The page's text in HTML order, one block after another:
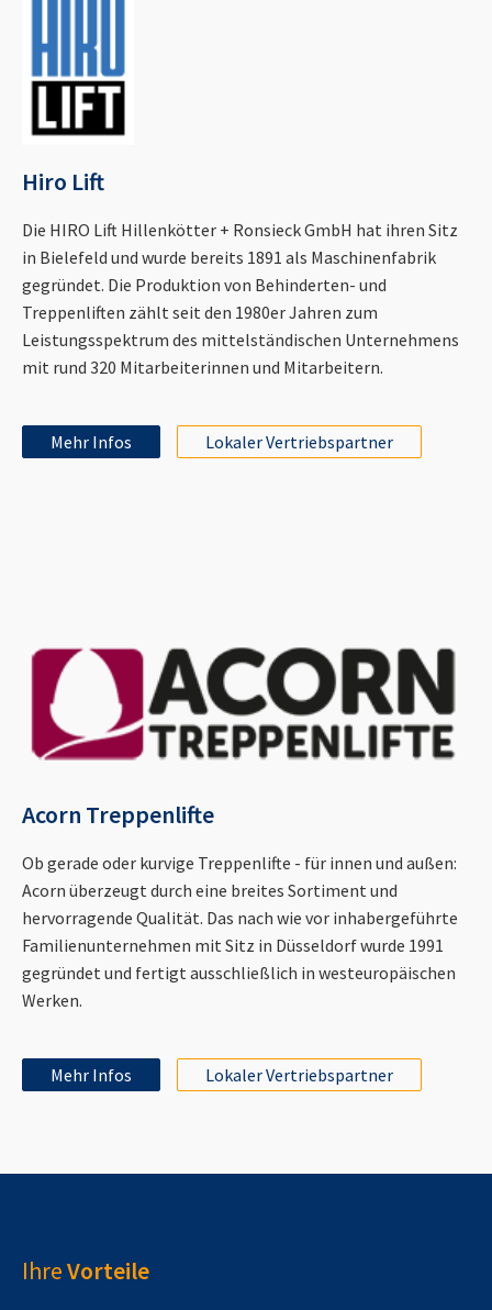
Hiro Lift
Die HIRO Lift Hillenkötter + Ronsieck GmbH hat ihren Sitz
in Bielefeld und wurde bereits 1891 als Maschinenfabrik
gegründet. Die Produktion von Behinderten- und
Treppenliften zählt seit den 1980er Jahren zum
Leistungsspektrum des mittelständischen Unternehmens
mit rund 320 Mitarbeiterinnen und Mitarbeitern.
Mehr Infos Lokaler Vertriebspartner
Acorn Treppenlifte
Ob gerade oder kurvige Treppenlifte - für innen und außen:
Acorn überzeugt durch eine breites Sortiment und
hervorragende Qualität. Das nach wie vor inhabergeführte
Familienunternehmen mit Sitz in Düsseldorf wurde 1991
gegründet und fertigt ausschließlich in westeuropäischen
Werken.
Mehr Infos Lokaler Vertriebspartner
IhreVorteile